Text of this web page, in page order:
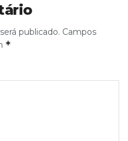
publicado. Campos
*